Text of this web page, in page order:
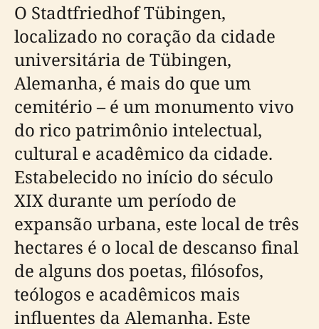
O Stadtfriedhof Tübingen,
localizado no coração da cidade
universitária de Tübingen,
Alemanha, é mais do que um
cemitério – é um monumento vivo
do rico patrimônio intelectual,
cultural e acadêmico da cidade.
Estabelecido no início do século
XIX durante um período de
expansão urbana, este local de três
hectares é o local de descanso final
de alguns dos poetas, filósofos,
teólogos e acadêmicos mais
influentes da Alemanha. Este